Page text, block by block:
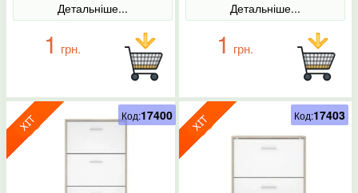
Детальніше...
1 грн.
Детальніше...
1 грн.
Код:17400 Код:17403